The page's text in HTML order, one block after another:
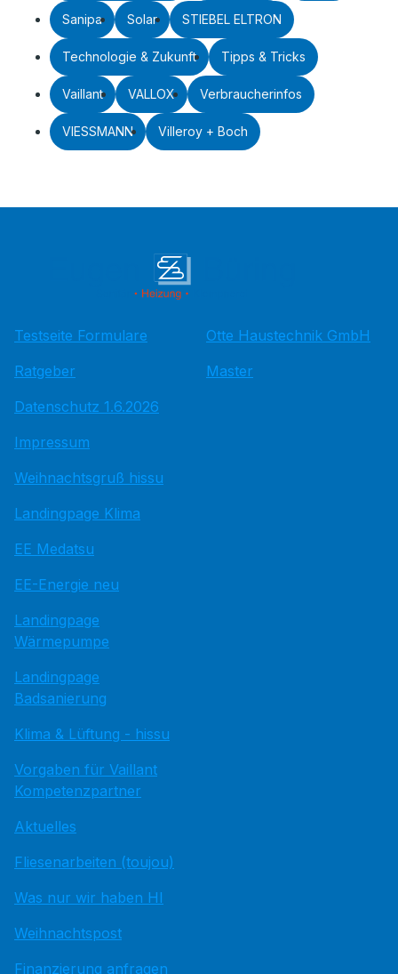
Sanipa Solar STIEBEL ELTRON
Technologie & Zukunft Tipps & Tricks
Vaillant VALLOX Verbraucherinfos
VIESSMANN Villeroy + Boch
Testseite Formulare
Ratgeber
Datenschutz 1.6.2026
Impressum
Weihnachtsgruß hissu
Landingpage Klima
EE Medatsu
EE-Energie neu
Landingpage
Wärmepumpe
Landingpage
Badsanierung
Klima & Lüftung - hissu
Vorgaben für Vaillant
Kompetenzpartner
Aktuelles
Fliesenarbeiten (toujou)
Was nur wir haben HI
Weihnachtspost
Finanzierung anfragen
Otte Haustechnik GmbH
Master